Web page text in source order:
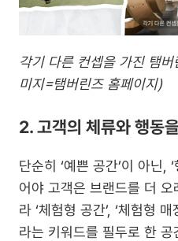
각기 다른 컨셉을 가진 탬
미지=탬버린즈 홈페이지)
2. 고객의 체류와 행동
단순히 ‘예쁜 공간’이 아닌,
어야 고객은 브랜드를 더
라 ‘체험형 공간’, ‘체험형
라는 키워드를 필두로 한